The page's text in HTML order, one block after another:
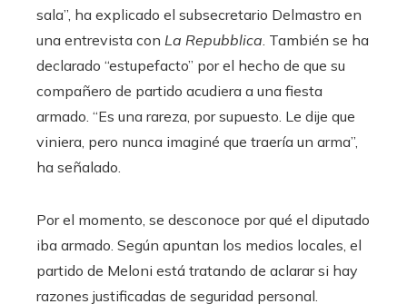
sala”, ha explicado el subsecretario Delmastro en
una entrevista con La Repubblica. También se ha
declarado “estupefacto” por el hecho de que su
compañero de partido acudiera a una fiesta
armado. “Es una rareza, por supuesto. Le dije que
viniera, pero nunca imaginé que traería un arma”,
ha señalado.
Por el momento, se desconoce por qué el diputado
iba armado. Según apuntan los medios locales, el
partido de Meloni está tratando de aclarar si hay
razones justificadas de seguridad personal.